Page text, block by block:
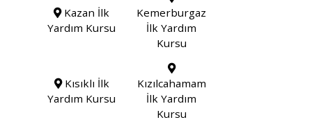
Kazan İlk
Yardım Kursu
Kemerburgaz
İlk Yardım
Kursu
Kısıklı İlk
Yardım Kursu
Kızılcahamam
İlk Yardım
Kursu